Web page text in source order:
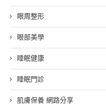
眼周整形
眼部美學
睡眠健康
睡眠門診
肌膚保養 網路分享